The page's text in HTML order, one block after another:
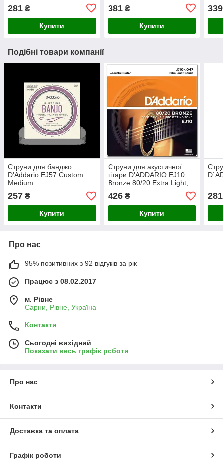
281 ₴
Купити
381₴
Купити
339
Подібні товари компанії
Струни для банджо
D'Addario EJ57 Custom
Medium
257 ₴
Купити
Струни для акустичної
гітари D'ADDARIO EJ10
Bronze 80/20 Extra Light,
бронза, .010 - .047
426₴
Купити
281
Про нас
95% позитивних з 92 відгуків за рік
Працює з 08.02.2017
м. Рівне
Сарни, Рівне, Україна
Контакти
Сьогодні вихідний
Показати весь графік роботи
Про нас
Контакти
Доставка та оплата
Графік роботи